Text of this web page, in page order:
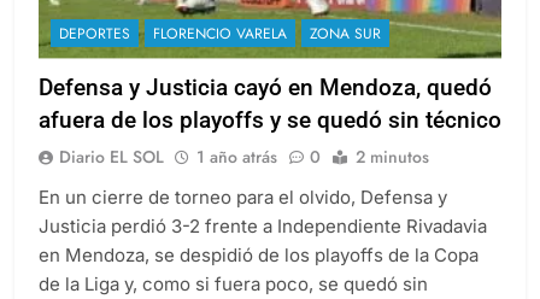
DEPORTES FLORENCIO VARELA ZONA SUR
Defensa y Justicia cayó en Mendoza, quedó
afuera de los playoffs y se quedó sin técnico
Diario EL SOL 1 año atrás 0 2 minutos
En un cierre de torneo para el olvido, Defensa y
Justicia perdió 3-2 frente a Independiente Rivadavia
en Mendoza, se despidió de los playoffs de la Copa
de la Liga y, como si fuera poco, se quedó sin